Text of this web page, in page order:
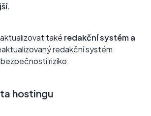
také redakční systém a
redakční systém
riziko.
hostingu